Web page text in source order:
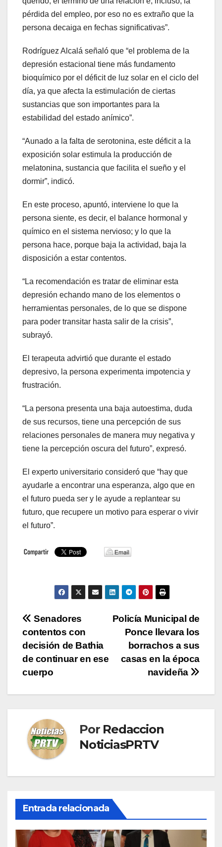
pérdida del empleo, por eso no es extraño que la
persona decaiga en fechas significativas”.
Rodríguez Alcalá señaló que “el problema de la
depresión estacional tiene más fundamento
bioquímico por el déficit de luz solar en el ciclo del
día, ya que afecta la estimulación de ciertas
sustancias que son importantes para la
estabilidad del estado anímico”.
“Aunado a la falta de serotonina, este déficit a la
exposición solar estimula la producción de
melatonina, sustancia que facilita el sueño y el
dormir”, indicó.
En este proceso, apuntó, interviene lo que la
persona siente, es decir, el balance hormonal y
químico en el sistema nervioso; y lo que la
persona hace, porque baja la actividad, baja la
disposición a estar contentos.
“La recomendación es tratar de eliminar esta
depresión echando mano de los elementos o
herramientas personales, de lo que se dispone
para poder transitar hasta salir de la crisis”,
subrayó.
El terapeuta advirtió que durante el estado
depresivo, la persona experimenta impotencia y
frustración.
“La persona presenta una baja autoestima, duda
de sus recursos, tiene una percepción de sus
relaciones personales de manera muy negativa y
tiene la percepción oscura del futuro”, expresó.
El experto universitario consideró que “hay que
ayudarle a encontrar una esperanza, algo que en
el futuro pueda ser y le ayude a replantear su
futuro, que recupere un motivo para esperar o vivir
el futuro”.
Navegación
de
entradas
Policía Municipal de
Ponce llevara los
borrachos a sus
casas en la época
navideña
Senadores
contentos con
decisión de Bathia
de continuar en ese
cuerpo
Por Redaccion
NoticiasPRTV
Entrada relacionada